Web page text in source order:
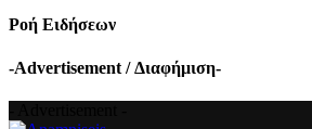
Ροή Ειδήσεων
-Advertisement / Διαφήμιση-